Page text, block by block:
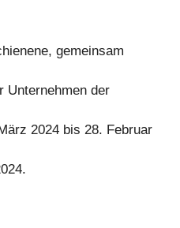
gemeinsam
Unternehmen der
2024 bis 28. Februar